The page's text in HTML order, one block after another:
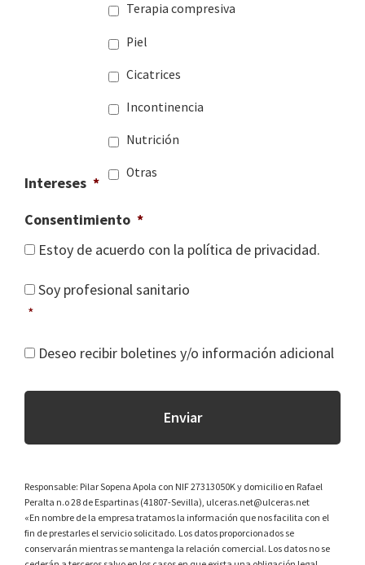
Intereses *
Terapia compresiva
Piel
Cicatrices
Incontinencia
Nutrición
Otras
Consentimiento *
Estoy de acuerdo con la política de privacidad.
P
e
i
s
a
n
i
Soy profesional sanitario
*
I
d
i
o
n
a
Deseo recibir boletines y/o información adicional
Responsable: Pilar Sopena Apola con NIF 27313050K y domicilio en Rafael
Peralta n.o 28 de Espartinas (41807-Sevilla), ulceras.net@ulceras.net
«En nombre de la empresa tratamos la información que nos facilita con el
fin de prestarles el servicio solicitado. Los datos proporcionados se
conservarán mientras se mantenga la relación comercial. Los datos no se